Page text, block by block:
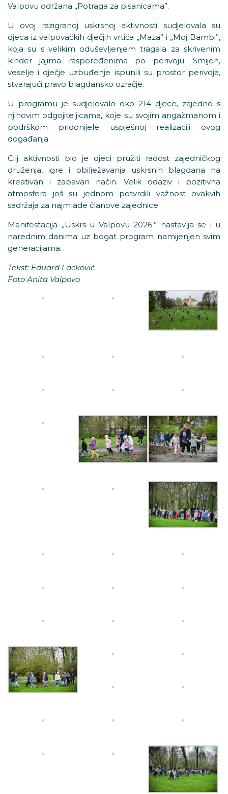
Valpovu održana „Potraga za pisanicama”.
U ovoj razigranoj uskrsnoj aktivnosti sudjelovala su
djeca iz valpovačkih dječjih vrtića „Maza” i „Moj Bambi”,
koja su s velikim oduševljenjem tragala za skrivenim
kinder jajima raspoređenima po perivoju. Smijeh,
veselje i dječje uzbuđenje ispunili su prostor perivoja,
stvarajući pravo blagdansko ozračje.
U programu je sudjelovalo oko 214 djece, zajedno s
njihovim odgojiteljicama, koje su svojim angažmanom i
podrškom pridonijele uspješnoj realizaciji ovog
događanja.
Cilj aktivnosti bio je djeci pružiti radost zajedničkog
druženja, igre i obilježavanja uskrsnih blagdana na
kreativan i zabavan način. Velik odaziv i pozitivna
atmosfera još su jednom potvrdili važnost ovakvih
sadržaja za najmlađe članove zajednice.
Manifestacija „Uskrs u Valpovu 2026.” nastavlja se i u
narednim danima uz bogat program namijenjen svim
generacijama.
Tekst: Eduard Lacković
Foto Anita Valpovo